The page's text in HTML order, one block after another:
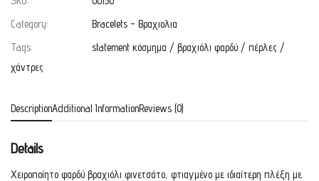
Category:
Bracelets - Βραχιολια
Tags:
statement κόσμημα / βραχιόλι φαρδύ / πέρλες /
χάντρες
DescriptionAdditional InformationReviews (0)
Details
Χειροποίητο φαρδύ βραχιόλι φινετσάτο, φτιαγμένο με ιδιαίτερη πλέξη με